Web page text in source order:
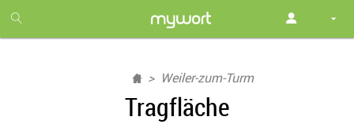
month
free
Weiler-zum-Turm
Tragfläche